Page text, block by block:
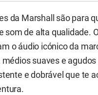
da Marshall são para
som de alta qualidade.
o áudio icónico da
suaves e
e dobrável que te